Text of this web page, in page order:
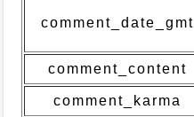
comment_date_gmt
comment_content
comment_karma